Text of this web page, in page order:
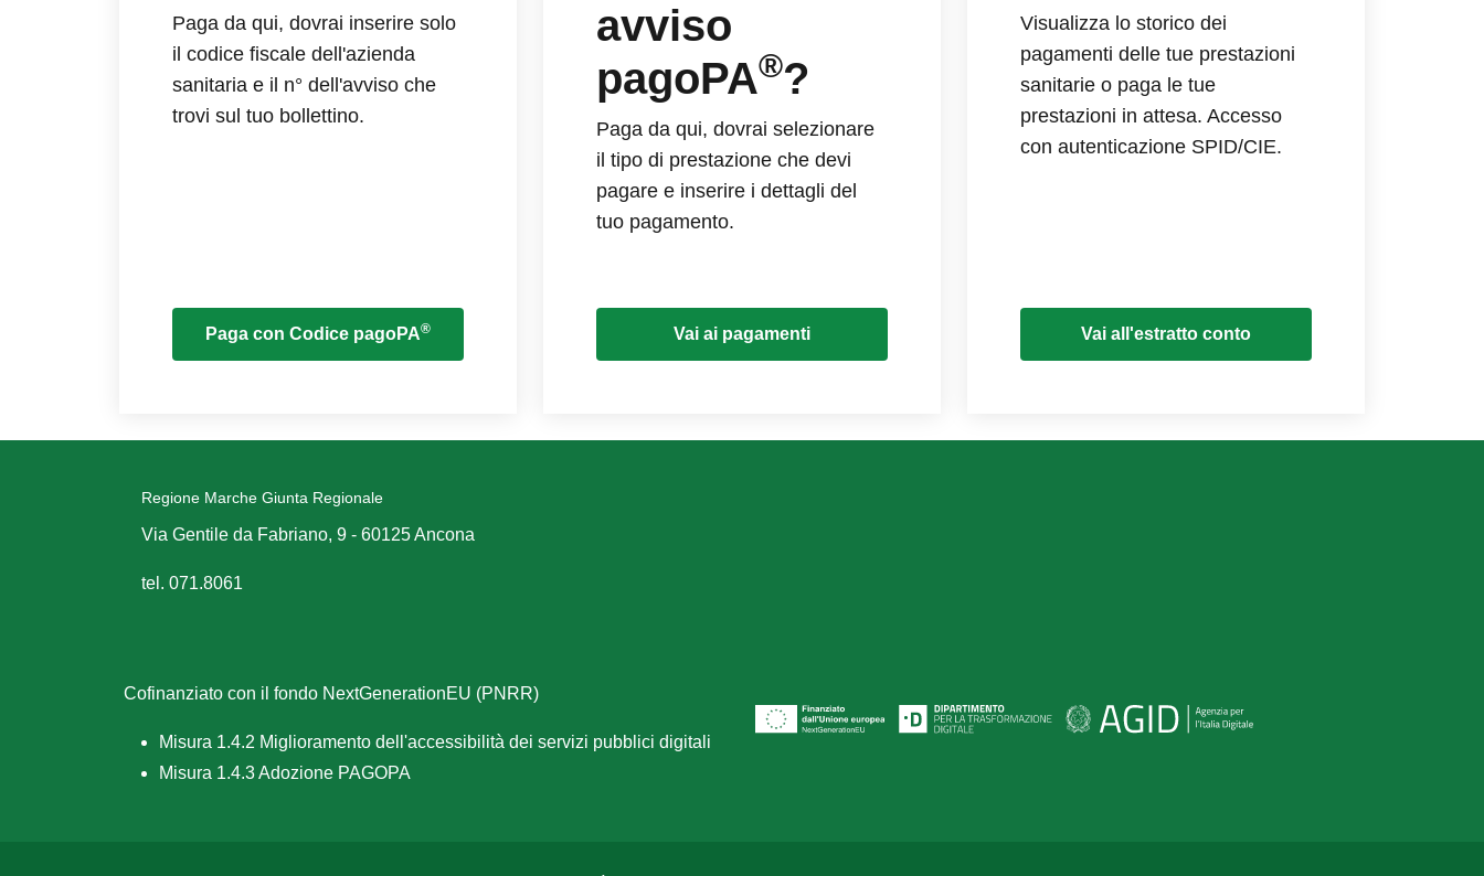
Paga da qui, dovrai inserire solo
il codice fiscale dell'azienda
sanitaria e il n° dell'avviso che
trovi sul tuo bollettino.
Paga con Codice pagoPA®
avviso
pagoPA®?
Paga da qui, dovrai selezionare
il tipo di prestazione che devi
pagare e inserire i dettagli del
tuo pagamento.
Vai ai pagamenti
Visualizza lo storico dei
pagamenti delle tue prestazioni
sanitarie o paga le tue
prestazioni in attesa. Accesso
con autenticazione SPID/CIE.
Vai all'estratto conto
Regione Marche Giunta Regionale
Via Gentile da Fabriano, 9 - 60125 Ancona
tel. 071.8061
Cofinanziato con il fondo NextGenerationEU (PNRR)
Misura 1.4.2 Miglioramento dell'accessibilità dei servizi pubblici digitali
Misura 1.4.3 Adozione PAGOPA